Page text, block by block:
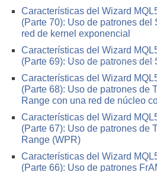
Características del Wizard
(Parte 70): Uso de patrones del
red de kernel exponencial
Características del Wizard
(Parte 69): Uso de patrones del
Características del Wizard
(Parte 68): Uso de patrones de
Range con una red de núcleo
Características del Wizard
(Parte 67): Uso de patrones de
Range (WPR)
Características del Wizard
(Parte 66): Uso de patrones